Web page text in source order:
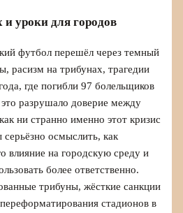
уроки для городов
футбол перешёл через темный
расизм на трибунах, трагедии
где погибли 97 болельщиков
разрушало доверие между
ни странно именно этот кризис
серьёзно осмыслить, как
влияние на городскую среду и
более ответственно.
трибуны, жёсткие санкции
стадионов в